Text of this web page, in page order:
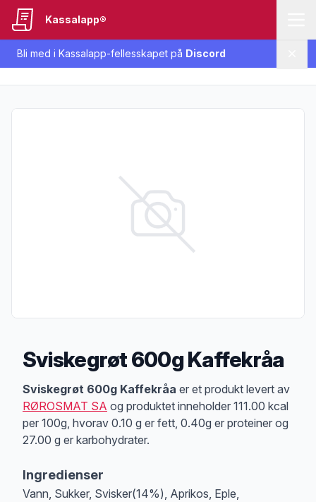
Bli med i Kassalapp-fellesskapet på Discord
Kassalapp®
Sviskegrøt 600g Kaffekråa
Produktbeskrivelse
Sviskegrøt 600g Kaffekråa er et produkt levert av
RØROSMAT SA og produktet inneholder 111.00 kcal
per 100g, hvorav 0.10 g er fett, 0.40g er proteiner og
27.00 g er karbohydrater.
Ingredienser
Vann, Sukker, Svisker(14%), Aprikos, Eple,